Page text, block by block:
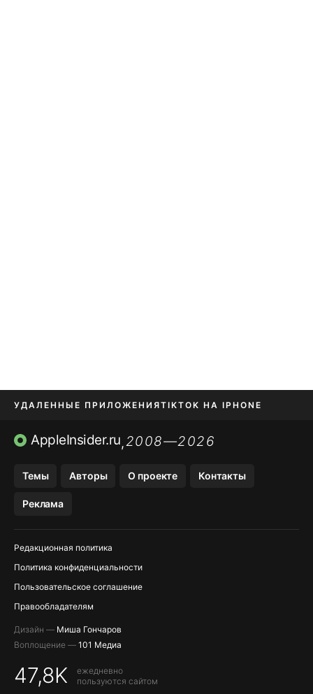
УДАЛЕННЫЕ ПРИЛОЖЕНИЯTIKTOK НА IPHONE
ПРИЛОЖЕНИЯ БЕЗ APP STORE
AppleInsider.ru,2008—2026
Темы Авторы О проекте Контакты
Реклама
Редакционная политика
Политика конфиденциальности
Пользовательское соглашение
Правообладателям
Дизайн — Миша Гончаров
Воплощение — 101 Медиа
47,8K
ежедневно
пользуются сайтом